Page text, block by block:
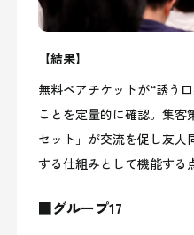
【結果】
無料ペアチケットが“誘う
ことを定量的に確認。集客
セット」が交流を促し友人
する仕組みとして機能する
■グループ17